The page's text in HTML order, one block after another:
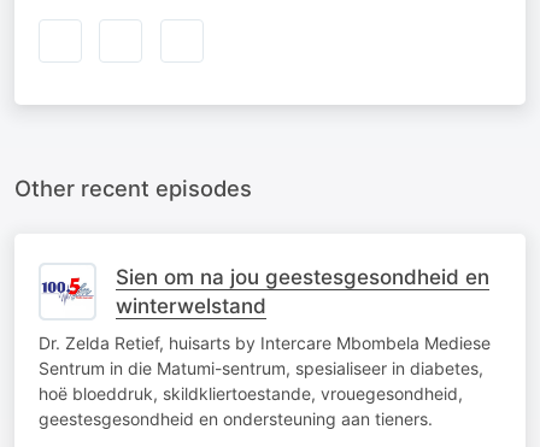
Other recent episodes
Sien om na jou geestesgesondheid en
winterwelstand
Dr. Zelda Retief, huisarts by Intercare Mbombela Mediese
Sentrum in die Matumi-sentrum, spesialiseer in diabetes,
hoë bloeddruk, skildkliertoestande, vrouegesondheid,
geestesgesondheid en ondersteuning aan tieners.